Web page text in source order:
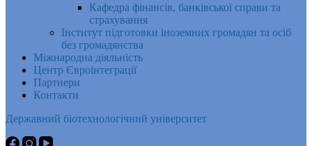
Кафедра фінансів, банківської справи та
страхування
Інститут підготовки іноземних громадян та осіб
без громадянства
Міжнародна діяльність
Центр Євроінтеграції
Партнери
Контакти
Державний біотехнологічний університет